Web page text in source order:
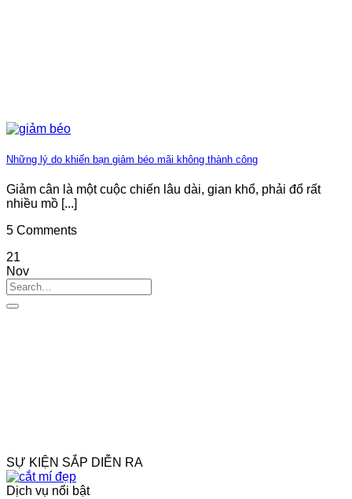
Những lý do khiến bạn giảm béo mãi không thành công
Giảm cân là một cuộc chiến lâu dài, gian khổ, phải đổ rất
nhiều mồ [...]
5 Comments
21
Nov
SỰ KIỆN SẮP DIỄN RA
Dịch vụ nổi bật